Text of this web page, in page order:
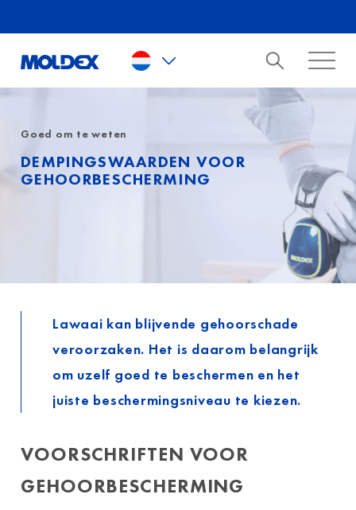
Goed om te weten
DEMPINGSWAARDEN VOOR
GEHOORBESCHERMING
Lawaai kan blijvende gehoorschade
veroorzaken. Het is daarom belangrijk
om uzelf goed te beschermen en het
juiste beschermingsniveau te kiezen.
VOORSCHRIFTEN VOOR
GEHOORBESCHERMING